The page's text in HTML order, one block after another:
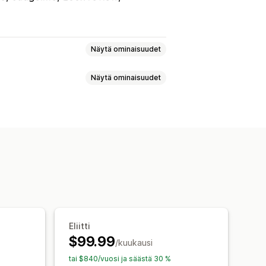
Näytä ominaisuudet
Tiedot ja vinkit
Sisältöanalyysi
Näytä ominaisuudet
Eliitti
$99.99/kuukausi
tai $840/vuosi ja säästä 30 %